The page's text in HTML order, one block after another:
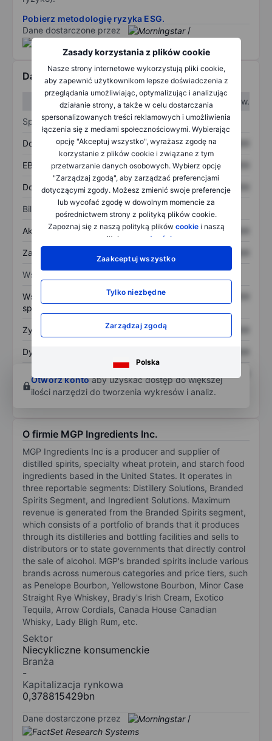
Zasady korzystania z plików cookie
Nasze strony internetowe wykorzystują pliki cookie,
aby zapewnić użytkownikom lepsze doświadczenia z
przeglądania umożliwiając, optymalizując i analizując
działanie strony, a także w celu dostarczania
spersonalizowanych treści reklamowych i umożliwienia
łączenia się z mediami społecznościowymi. Wybierając
opcję "Akceptuj wszystko", wyrażasz zgodę na
korzystanie z plików cookie i związane z tym
przetwarzanie danych osobowych. Wybierz opcję
"Zarządzaj zgodą", aby zarządzać preferencjami
dotyczącymi zgody. Możesz zmienić swoje preferencje
lub wycofać zgodę w dowolnym momencie za
pośrednictwem strony z polityką plików cookie.
Zapoznaj się z naszą polityką plików cookiei naszą
polityką
prywatności
Zaakceptuj wszystko
Tylko niezbędne
Zarządzaj zgodą
Polska
Pobierz metodologię ryzyka ESG.
Dane dostarczone przez
/
Dane finansowe
W I kw.
W II kw.
Sprawozdanie z zysków
Dochód XXXXXXX XXXXXXX
EBITDA XXXXXXX XXXXXXX
Dochód netto XXXXXXX XXXXXXX
Bilans
Aktywa ogółem XXXXXXX XXXXXXX
Zadłużenie ogółem
Wskaźniki
Współczynnik cena do
sprzedaży
XXXXXXX
Zysk na akcję XXXXXXX
Dywidenda na akcję
Zwrot z kapitału
własnego
XXXXXXX
Otwórz kontoaby uzyskać dostęp do większej
ilości narzędzi do tworzenia wykresów i analiz.
O firmie MGP Ingredients Inc.
MGP Ingredients Inc is a producer and supplier of
distilled spirits, specialty wheat protein, and starch food
ingredients based in the United States. It operates in
three reportable segments: Distillery Solutions, Branded
Spirits Segment, and Ingredient Solutions. Maximum
revenue is generated from the Branded Spirits segment,
which consists of a portfolio of brands that it produces
through its distilleries and bottling facilities and sells to
distributors or to state governments that directly control
the sale of alcohol. MGP's branded spirits include various
brands across numerous categories and price tiers, such
as Penelope Bourbon, Yellowstone Bourbon, Minor Case
Straight Rye Whiskey, Brady's Irish Cream, Exotico
Tequila, Arrow Cordials, Canada House Canadian
Whisky, Lady Bligh Rum, etc.
Sektor
Niecykliczne konsumenckie
Branża
-
Kapitalizacja rynkowa
0,378815429bn
Dane dostarczone przez /